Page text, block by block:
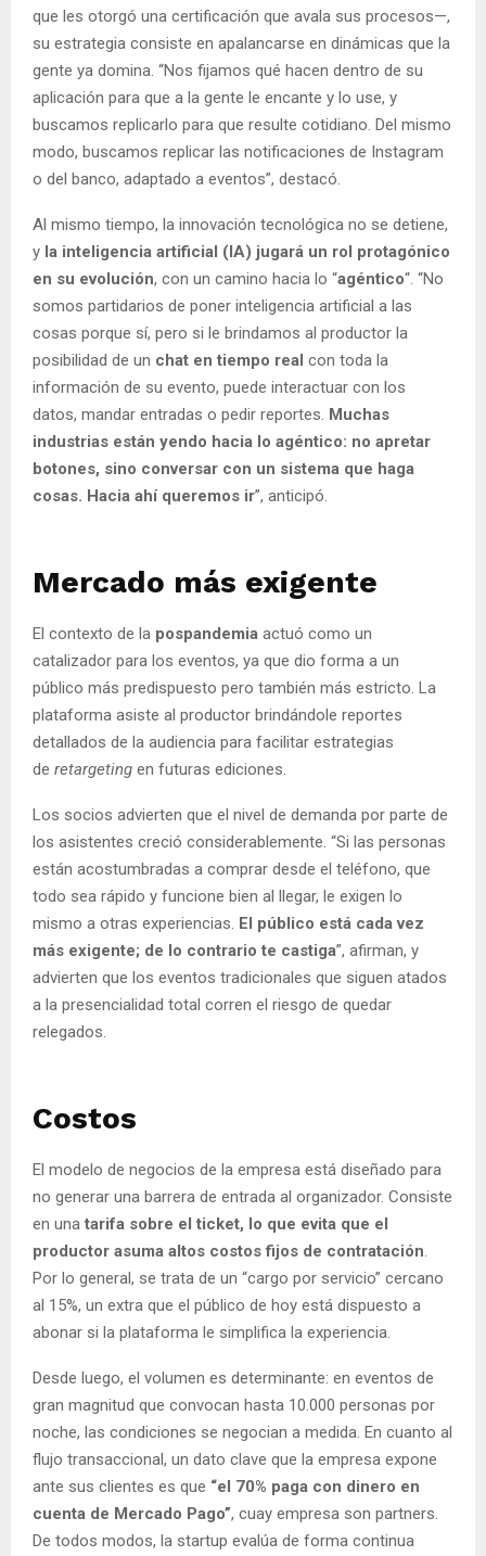
que les otorgó una certificación que avala sus procesos—,
su estrategia consiste en apalancarse en dinámicas que la
gente ya domina. “Nos fijamos qué hacen dentro de su
aplicación para que a la gente le encante y lo use, y
buscamos replicarlo para que resulte cotidiano. Del mismo
modo, buscamos replicar las notificaciones de Instagram
o del banco, adaptado a eventos”, destacó.
Al mismo tiempo, la innovación tecnológica no se detiene,
y la inteligencia artificial (IA) jugará un rol protagónico
en su evolución, con un camino hacia lo “agéntico“. “No
somos partidarios de poner inteligencia artificial a las
cosas porque sí, pero si le brindamos al productor la
posibilidad de un chat en tiempo real con toda la
información de su evento, puede interactuar con los
datos, mandar entradas o pedir reportes. Muchas
industrias están yendo hacia lo agéntico: no apretar
botones, sino conversar con un sistema que haga
cosas. Hacia ahí queremos ir”, anticipó.
Mercado más exigente
El contexto de la pospandemia actuó como un
catalizador para los eventos, ya que dio forma a un
público más predispuesto pero también más estricto. La
plataforma asiste al productor brindándole reportes
detallados de la audiencia para facilitar estrategias
de retargeting en futuras ediciones.
Los socios advierten que el nivel de demanda por parte de
los asistentes creció considerablemente. “Si las personas
están acostumbradas a comprar desde el teléfono, que
todo sea rápido y funcione bien al llegar, le exigen lo
mismo a otras experiencias. El público está cada vez
más exigente; de lo contrario te castiga”, afirman, y
advierten que los eventos tradicionales que siguen atados
a la presencialidad total corren el riesgo de quedar
relegados.
Costos
El modelo de negocios de la empresa está diseñado para
no generar una barrera de entrada al organizador. Consiste
en una tarifa sobre el ticket, lo que evita que el
productor asuma altos costos fijos de contratación
Por lo general, se trata de un “cargo por servicio” cercano
al 15%, un extra que el público de hoy está dispuesto a
abonar si la plataforma le simplifica la experiencia.
Desde luego, el volumen es determinante: en eventos de
gran magnitud que convocan hasta 10.000 personas por
noche, las condiciones se negocian a medida. En cuanto al
flujo transaccional, un dato clave que la empresa expone
ante sus clientes es que “el 70% paga con dinero en
cuenta de Mercado Pago”, cuay empresa son partners.
De todos modos, la startup evalúa de forma continua